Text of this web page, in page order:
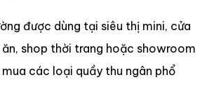
được dùng tại siêu thị mini, cửa
ăn, shop thời trang hoặc showroom
các loại quầy thu ngân phổ